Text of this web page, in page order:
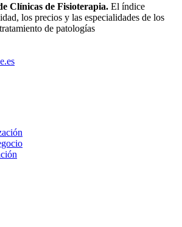
Clínicas de Fisioterapia. El índice
los precios y las especialidades de los
de patologías